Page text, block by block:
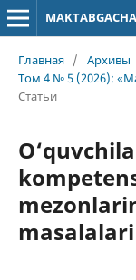
Главная / Архивы
Том 4 № 5 (2026):
Статьи
masalalari